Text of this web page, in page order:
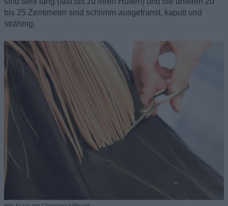
bis 25 Zentimeter sind schlimm ausgefranst, kaputt und
strähnig.